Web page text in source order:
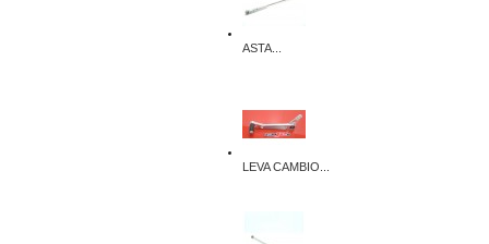
ASTA...
LEVA CAMBIO...